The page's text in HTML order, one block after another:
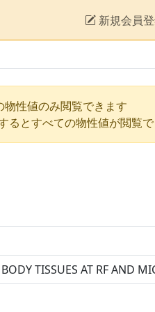
新規会員
性値のみ閲覧できます
とすべての物性値が閲覧
TISSUES AT RF AND